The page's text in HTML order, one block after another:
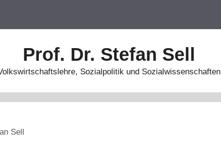
Prof. Dr. Stefan Sell
Sozialpolitik und Sozialwissenschaften
Sell